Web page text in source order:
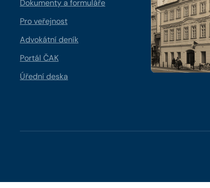
Dokumenty a formuláře
Pro veřejnost
Advokátní deník
Portál ČAK
Úřední deska